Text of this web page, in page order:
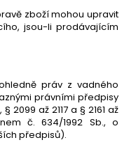
zboží mohou upravit
jsou-li prodávajícím
práv z vadného
právními předpisy
2099 až 2117 a § 2161 až
č. 634/1992 Sb., o
předpisů).